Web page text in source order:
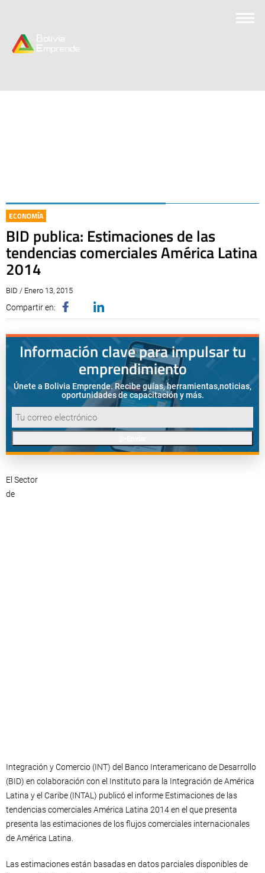
ECONOMÍA
BID publica: Estimaciones de las
tendencias comerciales América Latina
2014
BID / Enero 13, 2015
Compartir en:
Información clave para impulsar tu
emprendimiento
Únete a Bolivia Emprende. Recibe guías, herramientas,noticias,
oportunidades de capacitación y más.
El Sector
de
Integración y Comercio (INT) del Banco Interamericano de Desarrollo
(BID) en colaboración con el Instituto para la Integración de América
Latina y el Caribe (INTAL) publicó el informe Estimaciones de las
tendencias comerciales América Latina 2014 en el que presenta
presenta las estimaciones de los flujos comerciales internacionales
de América Latina.
Las estimaciones están basadas en datos parciales disponibles de